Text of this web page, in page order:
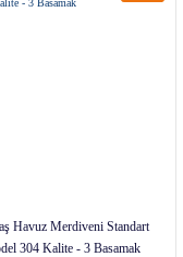
Havuz Merdiveni Standart
304 Kalite - 3 Basamak